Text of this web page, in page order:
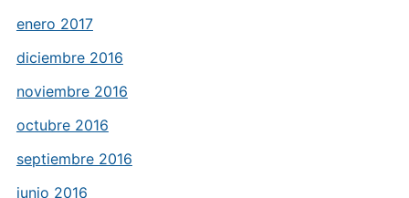
enero 2017
diciembre 2016
noviembre 2016
octubre 2016
septiembre 2016
junio 2016